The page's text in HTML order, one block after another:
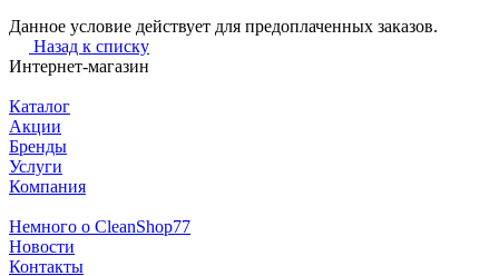
Данное условие действует для предоплаченных заказов.
Назад к списку
Интернет-магазин
Каталог
Акции
Бренды
Услуги
Компания
Немного о CleanShop77
Новости
Контакты